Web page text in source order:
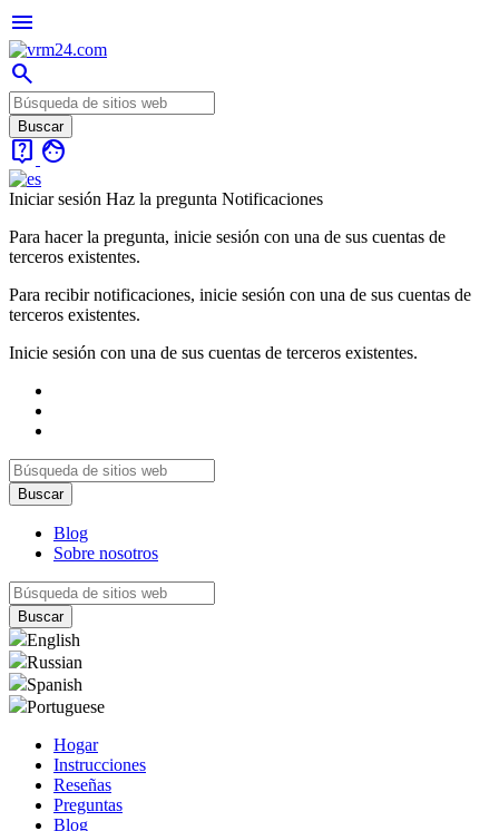
menu
search
live_help face
Iniciar sesión Haz la pregunta Notificaciones
Para hacer la pregunta, inicie sesión con una de sus cuentas de
terceros existentes.
Para recibir notificaciones, inicie sesión con una de sus cuentas de
terceros existentes.
Inicie sesión con una de sus cuentas de terceros existentes.
Blog
Sobre nosotros
English
Russian
Spanish
Portuguese
Hogar
Instrucciones
Reseñas
Preguntas
Blog